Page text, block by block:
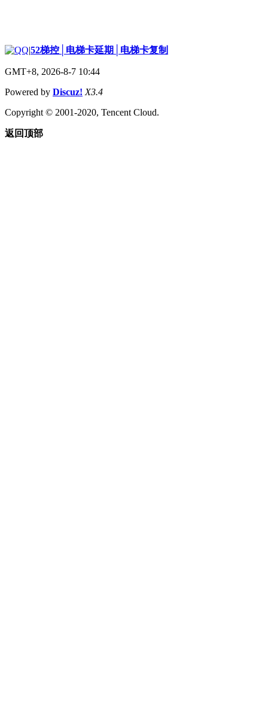
|52梯控│电梯卡延期│电梯卡复制
GMT+8, 2026-8-7 10:44
Powered by Discuz! X3.4
Copyright © 2001-2020, Tencent Cloud.
返回顶部